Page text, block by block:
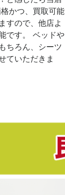
かつ、買取可能
すので、他店よ
です。 ベッドや
ちろん、シーツ
ていただきま